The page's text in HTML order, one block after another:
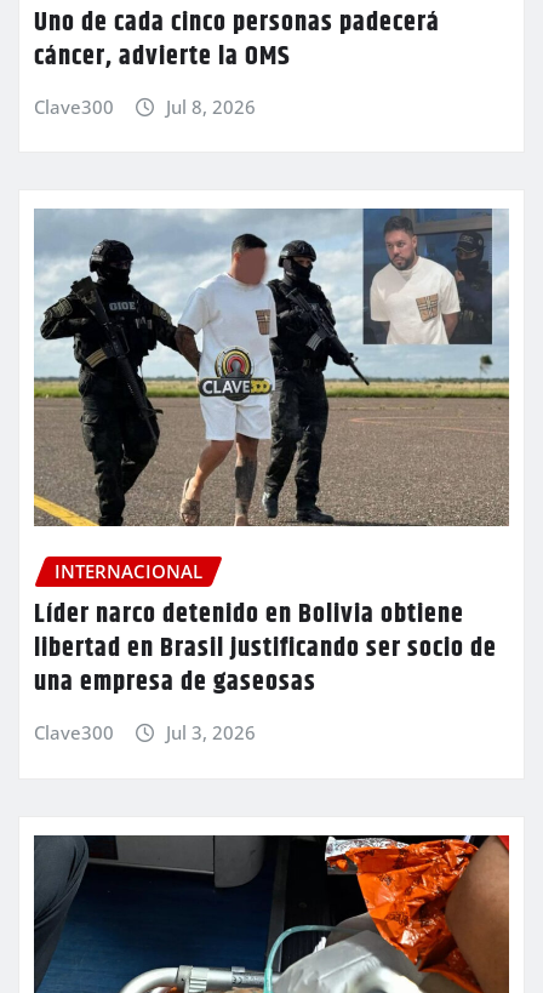
Uno de cada cinco personas padecerá
cáncer, advierte la OMS
Clave300 Jul 8, 2026
INTERNACIONAL
Líder narco detenido en Bolivia obtiene
libertad en Brasil justificando ser socio de
una empresa de gaseosas
Clave300 Jul 3, 2026